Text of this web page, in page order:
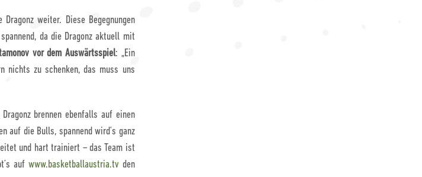
Dragonz weiter. Diese Begegnungen
da die Dragonz aktuell mit
vor dem Auswärtsspiel: „Ein
nichts zu schenken, das muss uns
brennen ebenfalls auf einen
auf die Bulls, spannend wird’s ganz
und hart trainiert – das Team ist
auf www.basketballaustria.tv den